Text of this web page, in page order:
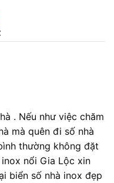
. Nếu như việc chăm
mà quên đi số nhà
thường không đặt
nổi Gia Lộc xin
biển số nhà inox đẹp